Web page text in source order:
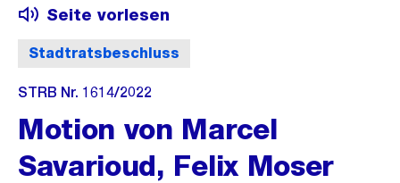
Stadtratsbeschluss
Seite vorlesen
STRB Nr. 1614/2022
Motion von Marcel
Savarioud, Felix Moser